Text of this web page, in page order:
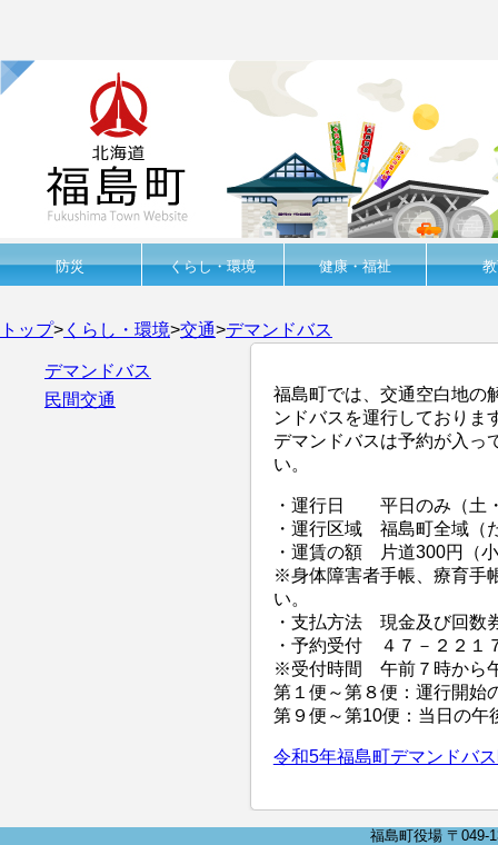
防災 くらし・環境 健康・福祉
トップ> くらし・環境>交通>デマンドバス
デマンドバス
民間交通
福島町では、交通空白地の
ンドバスを運行しておりま
デマンドバスは予約が入っ
い。
・運行日 平日のみ（土
・運行区域 福島町全域（
・運賃の額 片道300円（
※身体障害者手帳、療育手
い。
・支払方法 現金及び回数
・予約受付 ４７－２２１
※受付時間 午前７時から
第１便～第８便：運行開始
第９便～第10便：当日の午
令和5年福島町デマンドバ
福島町役場 〒049-